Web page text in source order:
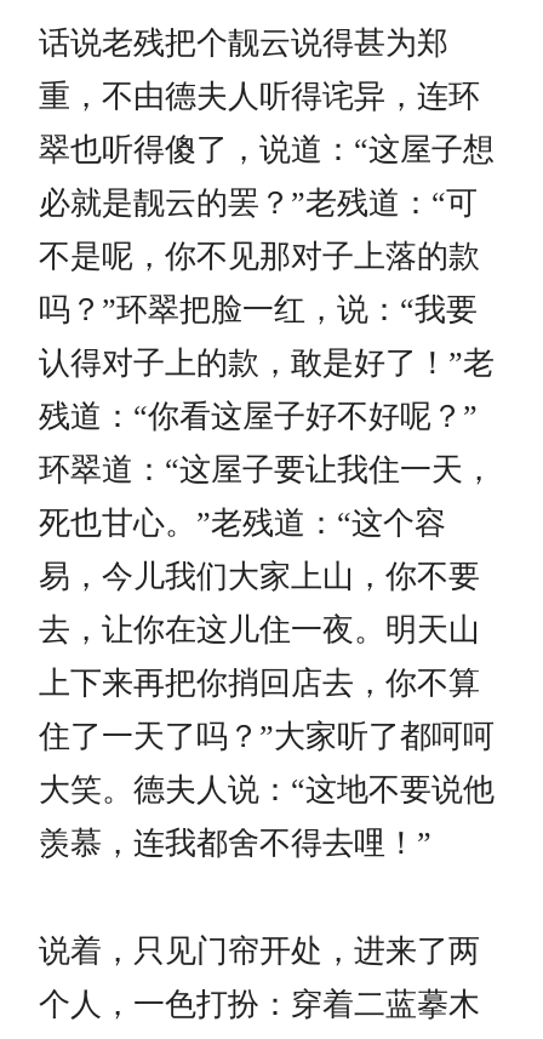
话说老残把个靓云说得甚为郑
重，不由德夫人听得诧异，连环
翠也听得傻了，说道：“这屋子想
必就是靓云的罢？”老残道：“可
不是呢，你不见那对子上落的款
吗？”环翠把脸一红，说：“我要
认得对子上的款，敢是好了！”老
残道：“你看这屋子好不好呢？”
环翠道：“这屋子要让我住一天，
死也甘心。”老残道：“这个容
易，今儿我们大家上山，你不要
去，让你在这儿住一夜。明天山
上下来再把你捎回店去，你不算
住了一天了吗？”大家听了都呵呵
大笑。德夫人说：“这地不要说他
羡慕，连我都舍不得去哩！”
说着，只见门帘开处，进来了两
个人，一色打扮：穿着二蓝摹木